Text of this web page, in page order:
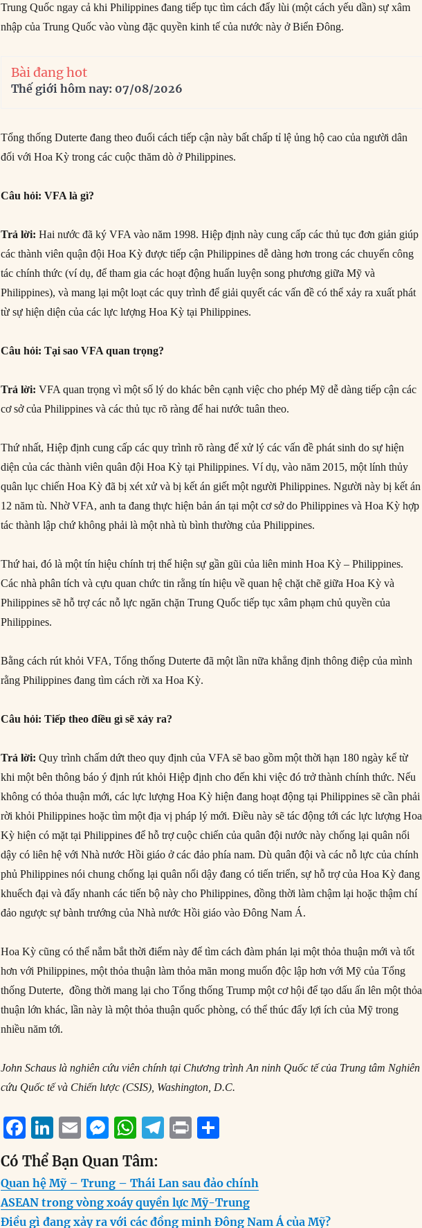
Trung Quốc ngay cả khi Philippines đang tiếp tục tìm cách đẩy lùi (một cách yếu dần) sự xâm
nhập của Trung Quốc vào vùng đặc quyền kinh tế của nước này ở Biển Đông.
Bài đang hot
Thế giới hôm nay: 07/08/2026
Tổng thống Duterte đang theo đuổi cách tiếp cận này bất chấp tỉ lệ ủng hộ cao của người dân
đối với Hoa Kỳ trong các cuộc thăm dò ở Philippines.
Câu hỏi: VFA là gì?
Trả lời: Hai nước đã ký VFA vào năm 1998. Hiệp định này cung cấp các thủ tục đơn giản giúp
các thành viên quận đội Hoa Kỳ được tiếp cận Philippines dễ dàng hơn trong các chuyến công
tác chính thức (ví dụ, để tham gia các hoạt động huấn luyện song phương giữa Mỹ và
Philippines), và mang lại một loạt các quy trình để giải quyết các vấn đề có thể xảy ra xuất phát
từ sự hiện diện của các lực lượng Hoa Kỳ tại Philippines.
Câu hỏi: Tại sao VFA quan trọng?
Trả lời: VFA quan trọng vì một số lý do khác bên cạnh việc cho phép Mỹ dễ dàng tiếp cận các
cơ sở của Philippines và các thủ tục rõ ràng để hai nước tuân theo.
Thứ nhất, Hiệp định cung cấp các quy trình rõ ràng để xử lý các vấn đề phát sinh do sự hiện
diện của các thành viên quân đội Hoa Kỳ tại Philippines. Ví dụ, vào năm 2015, một lính thủy
quân lục chiến Hoa Kỳ đã bị xét xử và bị kết án giết một người Philippines. Người này bị kết án
12 năm tù. Nhờ VFA, anh ta đang thực hiện bản án tại một cơ sở do Philippines và Hoa Kỳ hợp
tác thành lập chứ không phải là một nhà tù bình thường của Philippines.
Thứ hai, đó là một tín hiệu chính trị thể hiện sự gần gũi của liên minh Hoa Kỳ – Philippines.
Các nhà phân tích và cựu quan chức tin rằng tín hiệu về quan hệ chặt chẽ giữa Hoa Kỳ và
Philippines sẽ hỗ trợ các nỗ lực ngăn chặn Trung Quốc tiếp tục xâm phạm chủ quyền của
Philippines.
Bằng cách rút khỏi VFA, Tổng thống Duterte đã một lần nữa khẳng định thông điệp của mình
rằng Philippines đang tìm cách rời xa Hoa Kỳ.
Câu hỏi: Tiếp theo điều gì sẽ xảy ra?
Trả lời: Quy trình chấm dứt theo quy định của VFA sẽ bao gồm một thời hạn 180 ngày kể từ
khi một bên thông báo ý định rút khỏi Hiệp định cho đến khi việc đó trở thành chính thức. Nếu
không có thỏa thuận mới, các lực lượng Hoa Kỳ hiện đang hoạt động tại Philippines sẽ cần phải
rời khỏi Philippines hoặc tìm một địa vị pháp lý mới. Điều này sẽ tác động tới các lực lượng Hoa
Kỳ hiện có mặt tại Philippines để hỗ trợ cuộc chiến của quân đội nước này chống lại quân nổi
dậy có liên hệ với Nhà nước Hồi giáo ở các đảo phía nam. Dù quân đội và các nỗ lực của chính
phủ Philippines nói chung chống lại quân nổi dậy đang có tiến triển, sự hỗ trợ của Hoa Kỳ đang
khuếch đại và đẩy nhanh các tiến bộ này cho Philippines, đồng thời làm chậm lại hoặc thậm chí
đảo ngược sự bành trướng của Nhà nước Hồi giáo vào Đông Nam Á.
Hoa Kỳ cũng có thể nắm bắt thời điểm này để tìm cách đàm phán lại một thỏa thuận mới và tốt
hơn với Philippines, một thỏa thuận làm thỏa mãn mong muốn độc lập hơn với Mỹ của Tổng
thống Duterte, đồng thời mang lại cho Tổng thống Trump một cơ hội để tạo dấu ấn lên một thỏa
thuận lớn khác, lần này là một thỏa thuận quốc phòng, có thể thúc đẩy lợi ích của Mỹ trong
nhiều năm tới.
John Schaus là nghiên cứu viên chính tại Chương trình An ninh Quốc tế của Trung tâm Nghiên
cứu Quốc tế và Chiến lược (CSIS), Washington, D.C.
F
a
c
e
b
Li
n
k
e
d
E
m
ai
l
M
ss
e
n
W
h
at
s
A
T
g
r
P
n
t
a
re
Có Thể Bạn Quan Tâm:
Quan hệ Mỹ – Trung – Thái Lan sau đảo chính
ASEAN trong vòng xoáy quyền lực Mỹ-Trung
Điều gì đang xảy ra với các đồng minh Đông Nam Á của Mỹ?